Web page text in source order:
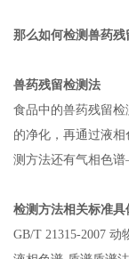
那么如何检测兽药残
兽药残留检测法
食品中的兽药残留检
的净化，再通过液相
测方法还有气相色谱
检测方法相关标准具
GB/T 21315-2007